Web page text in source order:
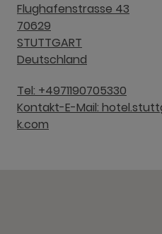
Flughafenstrasse 43
70629
STUTTGART
Deutschland
Tel: +4971190705330
Kontakt-E-Mail:
k.com